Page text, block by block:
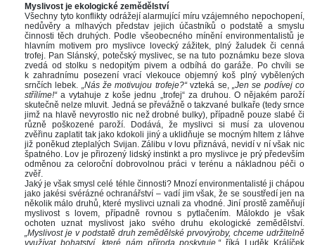
Myslivost je ekologické zemědělství
Všechny tyto konflikty odrážejí alarmující míru vzájemného nepochopení,
nedůvěry a mlhavých představ jejich účastníků o podstatě a smyslu
činnosti těch druhých. Podle všeobecného mínění environmentalistů je
hlavním motivem pro myslivce lovecký zážitek, plný žaludek či cenná
trofej. Pan Slánský, potečský myslivec, se na tuto poznámku beze slova
zvedá od stolku s nedopitým pivem a odbíhá do garáže. Po chvíli se
k zahradnímu posezení vrací vlekouce objemný koš plný vybělených
rnčích lebek.
„Nás že motivujou trofeje?“ vzteká se,
„Jen se podívej co
třílíme!“ a vytahuje z koše jednu „trofej“ za druhou. O nějakém paroží
kutečně nelze mluvit. Jedná se převážně o takzvané bulkaře (tedy srnce
jimž na hlavě nevyrostlo nic než drobné bulky), případně pouze slabé či
různě poškozené paroží. Dodává, že myslivci si musí za ulovenou
zvěřinu zaplatit tak jako kdokoli jiný a uklidňuje se mocným hltem z láhve
již poněkud zteplalých Svijan. Zálibu v lovu přiznává, nevidí v ní však nic
špatného. Lov je přirozený lidský instinkt a pro myslivce je prý především
odměnou za celoroční dobrovolnou práci v terénu a nákladnou péči o
zvěř.
Jaký je však smysl celé téhle činnosti? Mnozí environmentalisté ji chápou
jako jakési svérázné ochranářství – vadí jim však, že se soustředí jen na
několik málo druhů, které myslivci uznali za vhodné. Jiní prostě zaměňují
myslivost s lovem, případně rovnou s pytlačením. Málokdo je však
ochoten uznat myslivost jako svého druhu ekologické zemědělství.
„Myslivost je v podstatě druh zemědělské prvovýroby, chceme udržitelně
využívat bohatství, které nám příroda poskytuje,“ říká Luděk Králíček